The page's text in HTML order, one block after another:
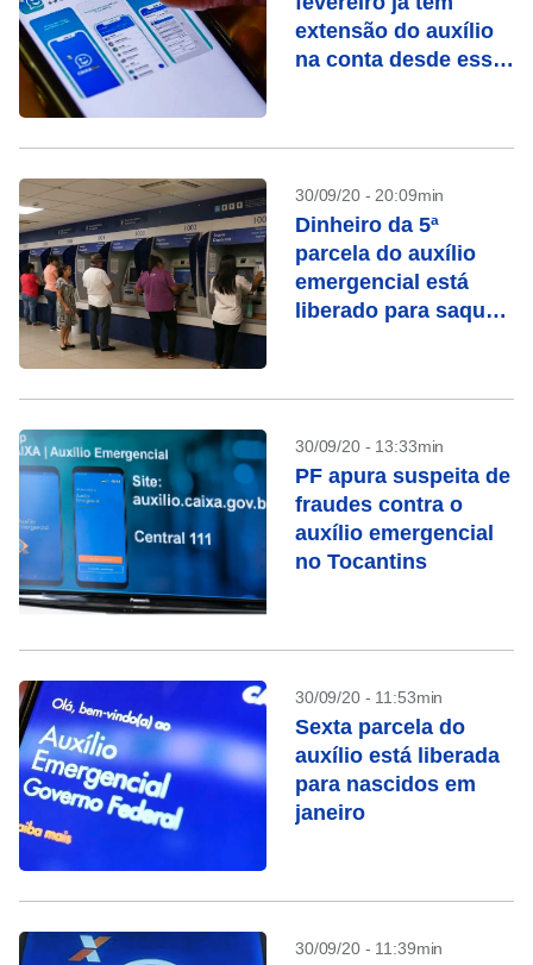
extensão do auxílio
na conta desde essa
30/09/20 - 20:09min
Dinheiro da 5ª
parcela do auxílio
emergencial está
liberado para saque
30/09/20 - 13:33min
PF apura suspeita de
fraudes contra o
auxílio emergencial
no Tocantins
30/09/20 - 11:53min
Sexta parcela do
auxílio está liberada
para nascidos em
janeiro
30/09/20 - 11:39min